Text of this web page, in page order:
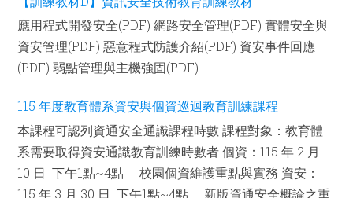
應用程式開發安全(PDF) 網路安全管理(PDF) 實體安全與
資安管理(PDF) 惡意程式防護介紹(PDF) 資安事件回應
(PDF) 弱點管理與主機強固(PDF)
115 年度教育體系資安與個資巡迴教育訓練課程
本課程可認列資通安全通識課程時數 課程對象：教育體
系需要取得資安通識教育訓練時數者 個資：115 年 2 月
10 日 下午1點~4點 校園個資維護重點與實務 資安：
115 年 3 月 30 日 下午1點~4點 新版資通安全概論之重